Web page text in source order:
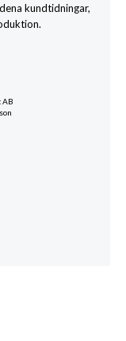
kundtidningar,
AB